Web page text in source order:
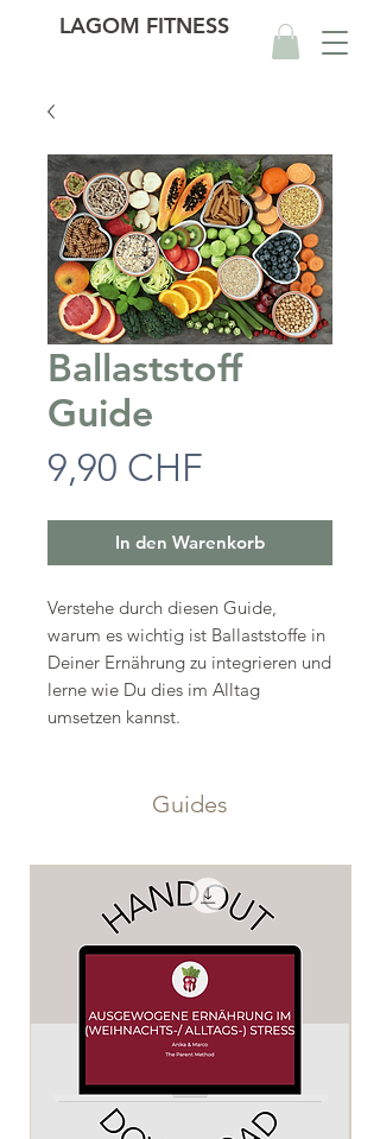
LAGOM FITNESS
Ballaststoff
Guide
9,90 CHF
In den Warenkorb
Verstehe durch diesen Guide,
warum es wichtig ist Ballaststoffe in
Deiner Ernährung zu integrieren und
lerne wie Du dies im Alltag
umsetzen kannst.
Guides